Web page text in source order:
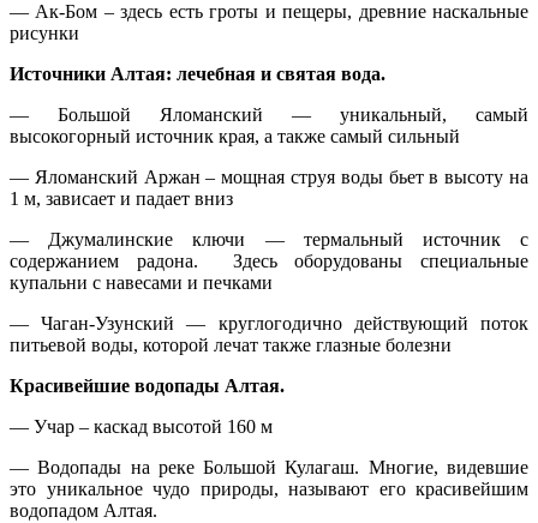
— Ак-Бом – здесь есть гроты и пещеры, древние наскальные
рисунки
Источники Алтая: лечебная и святая вода.
— Большой Яломанский — уникальный, самый
высокогорный источник края, а также самый сильный
— Яломанский Аржан – мощная струя воды бьет в высоту на
1 м, зависает и падает вниз
— Джумалинские ключи — термальный источник с
содержанием радона. Здесь оборудованы специальные
купальни с навесами и печками
— Чаган-Узунский — круглогодично действующий поток
питьевой воды, которой лечат также глазные болезни
Красивейшие водопады Алтая.
— Учар – каскад высотой 160 м
— Водопады на реке Большой Кулагаш. Многие, видевшие
это уникальное чудо природы, называют его красивейшим
водопадом Алтая.